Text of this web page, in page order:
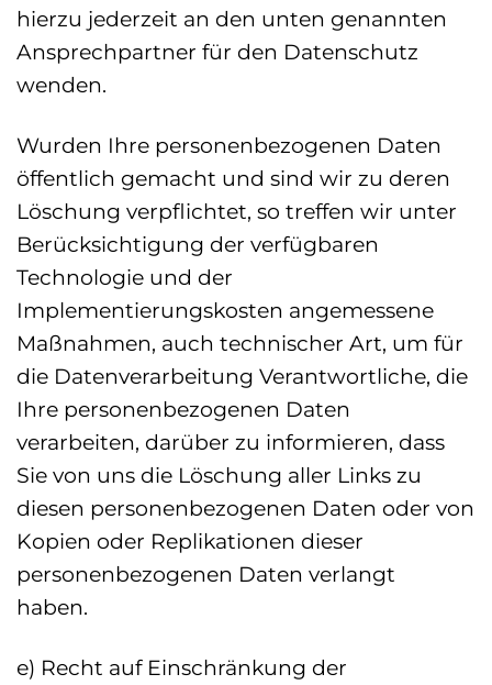
hierzu jederzeit an den unten genannten
Ansprechpartner für den Datenschutz
wenden.
Wurden Ihre personenbezogenen Daten
öffentlich gemacht und sind wir zu deren
Löschung verpflichtet, so treffen wir unter
Berücksichtigung der verfügbaren
Technologie und der
Implementierungskosten angemessene
Maßnahmen, auch technischer Art, um für
die Datenverarbeitung Verantwortliche, die
Ihre personenbezogenen Daten
verarbeiten, darüber zu informieren, dass
Sie von uns die Löschung aller Links zu
diesen personenbezogenen Daten oder von
Kopien oder Replikationen dieser
personenbezogenen Daten verlangt
haben.
e) Recht auf Einschränkung der